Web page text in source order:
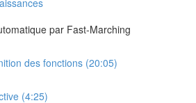
par Fast-Marching
des fonctions (20:05)
(4:25)